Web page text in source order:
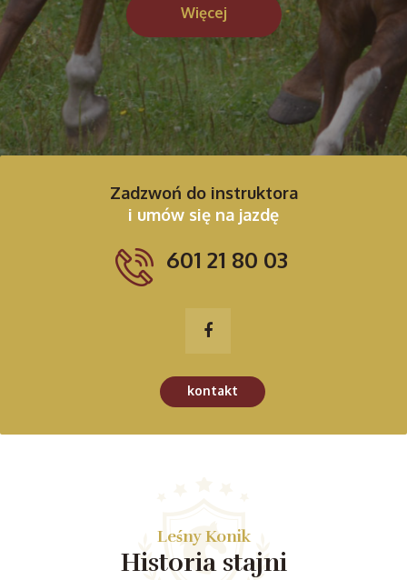
Więcej
Zadzwoń do instruktora
i umów się na jazdę
601 21 80 03
kontakt
Leśny Konik
Historia stajni